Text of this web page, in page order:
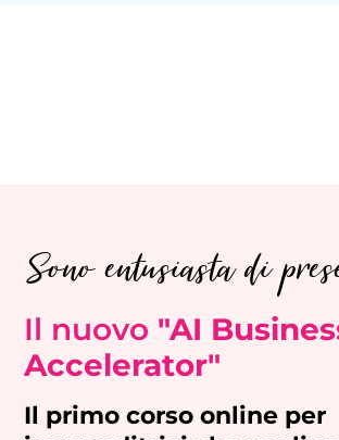
Sono entusiasta di
Il nuovo "AI
Accelerator"
Il primo corso online per